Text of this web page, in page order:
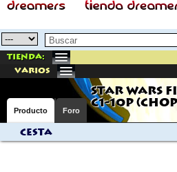
Tienda:
varios
STAR WARS
C1-10P
Producto Foro
Cesta